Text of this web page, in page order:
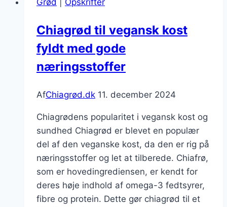
nødder
Grød Opskrifter
Chiagrød til vegansk kost
fyldt med gode
næringsstoffer
AfChiagrød.dk 11. december 2024
Chiagrødens popularitet i vegansk kost og
sundhed Chiagrød er blevet en populær
del af den veganske kost, da den er rig på
næringsstoffer og let at tilberede. Chiafrø,
som er hovedingrediensen, er kendt for
deres høje indhold af omega-3 fedtsyrer,
fibre og protein. Dette gør chiagrød til et